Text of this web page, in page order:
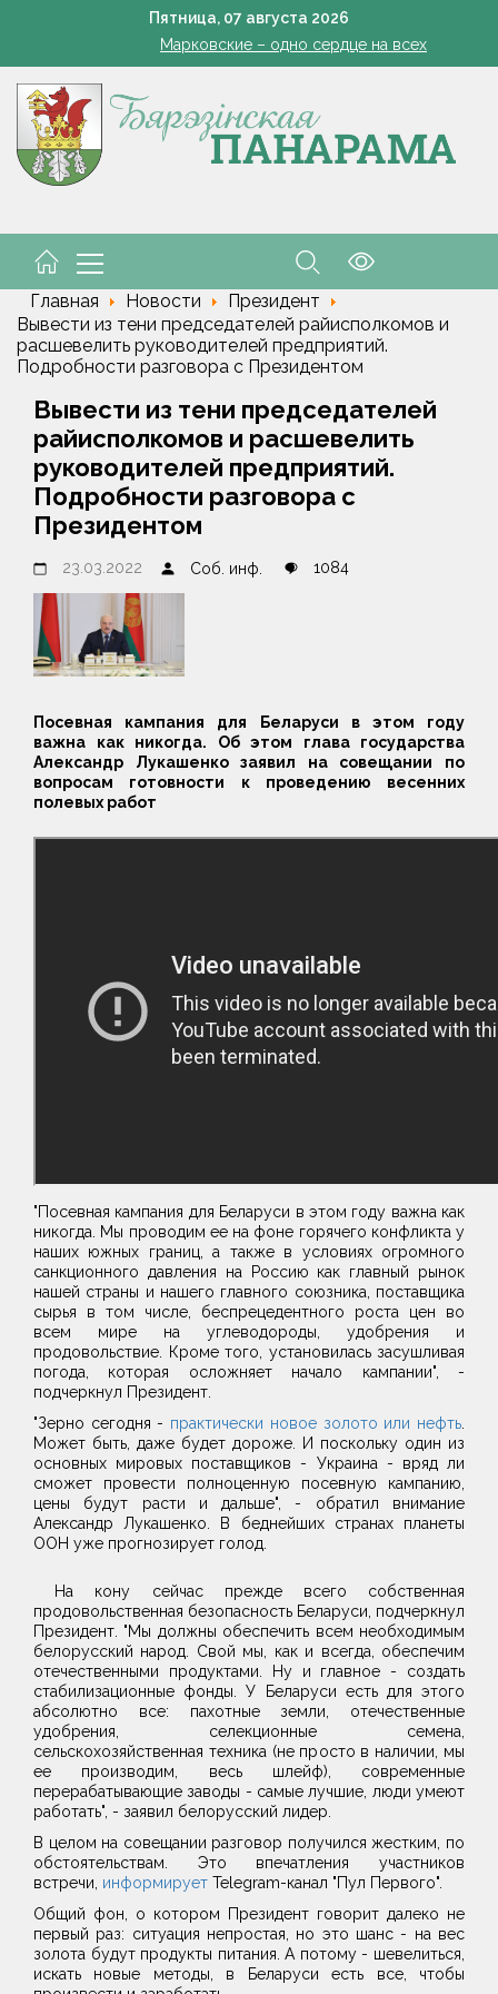
Пятница, 07 августа 2026
Да трыццаці кубоў за змену
Марковские – одно сердце на всех
Устранение последствий стихии – на контроле
Познай свой край. Как в Беларуси развивают внутренний
Да трыццаці кубоў за змену
Главная Новости
Президент
Вывести из тени председателей райисполкомов и
расшевелить руководителей предприятий.
Подробности разговора с Президентом
Вывести из тени председателей
райисполкомов и расшевелить
руководителей предприятий.
Подробности разговора с
Президентом
23.03.2022 Соб. инф. 1084
Посевная кампания для Беларуси в этом году
важна как никогда. Об этом глава государства
Александр Лукашенко заявил на совещании по
вопросам готовности к проведению весенних
полевых работ
"Посевная кампания для Беларуси в этом году важна как
никогда. Мы проводим ее на фоне горячего конфликта у
наших южных границ, а также в условиях огромного
санкционного давления на Россию как главный рынок
нашей страны и нашего главного союзника, поставщика
сырья в том числе, беспрецедентного роста цен во
всем мире на углеводороды, удобрения и
продовольствие. Кроме того, установилась засушливая
погода, которая осложняет начало кампании", -
подчеркнул Президент.
"Зерно сегодня - практически новое золото или нефть.
Может быть, даже будет дороже. И поскольку один из
основных мировых поставщиков - Украина - вряд ли
сможет провести полноценную посевную кампанию,
цены будут расти и дальше", - обратил внимание
Александр Лукашенко. В беднейших странах планеты
ООН уже прогнозирует голод.
На кону сейчас прежде всего собственная
продовольственная безопасность Беларуси, подчеркнул
Президент. "Мы должны обеспечить всем необходимым
белорусский народ. Свой мы, как и всегда, обеспечим
отечественными продуктами. Ну и главное - создать
стабилизационные фонды. У Беларуси есть для этого
абсолютно все: пахотные земли, отечественные
удобрения, селекционные семена,
сельскохозяйственная техника (не просто в наличии, мы
ее производим, весь шлейф), современные
перерабатывающие заводы - самые лучшие, люди умеют
работать", - заявил белорусский лидер.
В целом на совещании разговор получился жестким, по
обстоятельствам. Это впечатления участников
встречи, информирует Telegram-канал "Пул Первого".
Общий фон, о котором Президент говорит далеко не
первый раз: ситуация непростая, но это шанс - на вес
золота будут продукты питания. А потому - шевелиться,
искать новые методы, в Беларуси есть все, чтобы